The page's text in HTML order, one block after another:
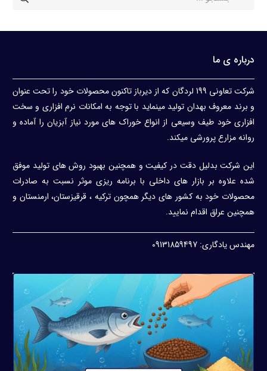
درباره ی ما
شرکت تعاونی 199 لردگان که از دیرباز تاکنون محصولات خود را تحت عنوان
و برند معروف بهدان تولید مینماید با توجه به امکانات نرم افزاری و سخت
افزاری خود طیف وسیعی از انواع خوراک های مورد نیاز آبزیان را آماده و
روانه مزارع پرورشی میکند.
این شرکت بدلیل دقت در کیفیت و همچنین بهبود روش های تولید موفق
شده علاوه بر بازار های داخلی با برنامه ریزی موثر نسبت به صادرات
محصولات خود به کشور های دیگر همچون ترکیه ، قرقیزستان، ارمنستان و
همچنین عراق اقدام نمایید.
مهندس یادگاری: 09131859497